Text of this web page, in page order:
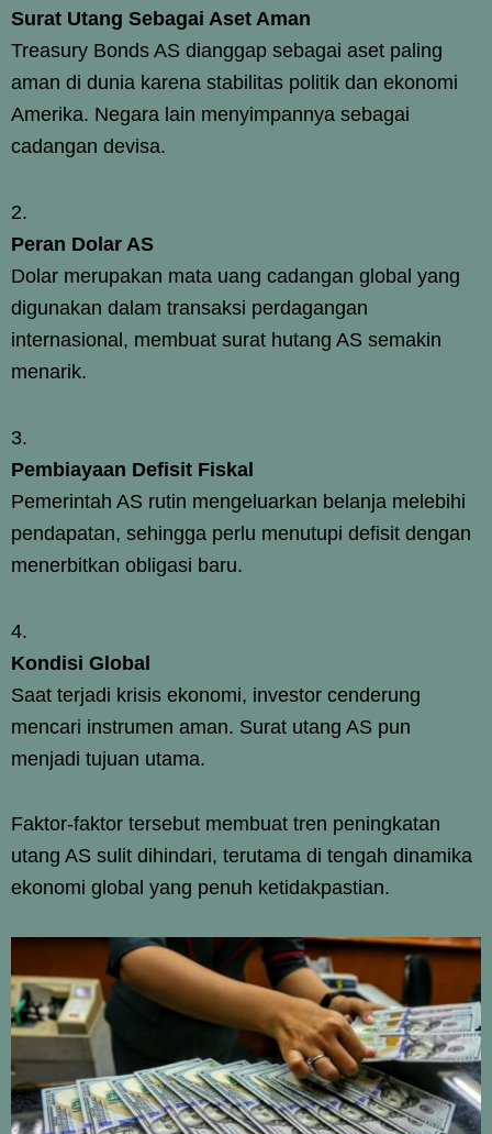
Surat Utang Sebagai Aset Aman
Treasury Bonds AS dianggap sebagai aset paling
aman di dunia karena stabilitas politik dan ekonomi
Amerika. Negara lain menyimpannya sebagai
cadangan devisa.
Peran Dolar AS
Dolar merupakan mata uang cadangan global yang
digunakan dalam transaksi perdagangan
internasional, membuat surat hutang AS semakin
menarik.
Pembiayaan Defisit Fiskal
Pemerintah AS rutin mengeluarkan belanja melebihi
pendapatan, sehingga perlu menutupi defisit dengan
menerbitkan obligasi baru.
Kondisi Global
Saat terjadi krisis ekonomi, investor cenderung
mencari instrumen aman. Surat utang AS pun
menjadi tujuan utama.
Faktor-faktor tersebut membuat tren peningkatan
utang AS sulit dihindari, terutama di tengah dinamika
ekonomi global yang penuh ketidakpastian.